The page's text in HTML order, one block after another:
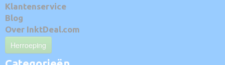
Klantenservice
Blog
Over InktDeal.com
Herroeping